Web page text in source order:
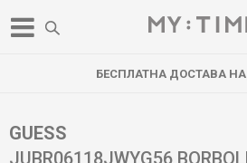
БЕСПЛАТНА ДОСТАВА
GUESS
JUBR06118JWYG56